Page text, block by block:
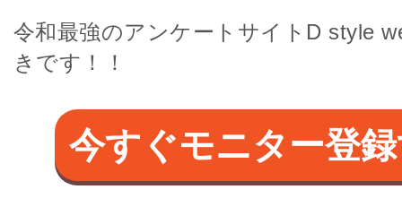
令和最強のアンケートサイトD style
きです！！
今すぐモニター登